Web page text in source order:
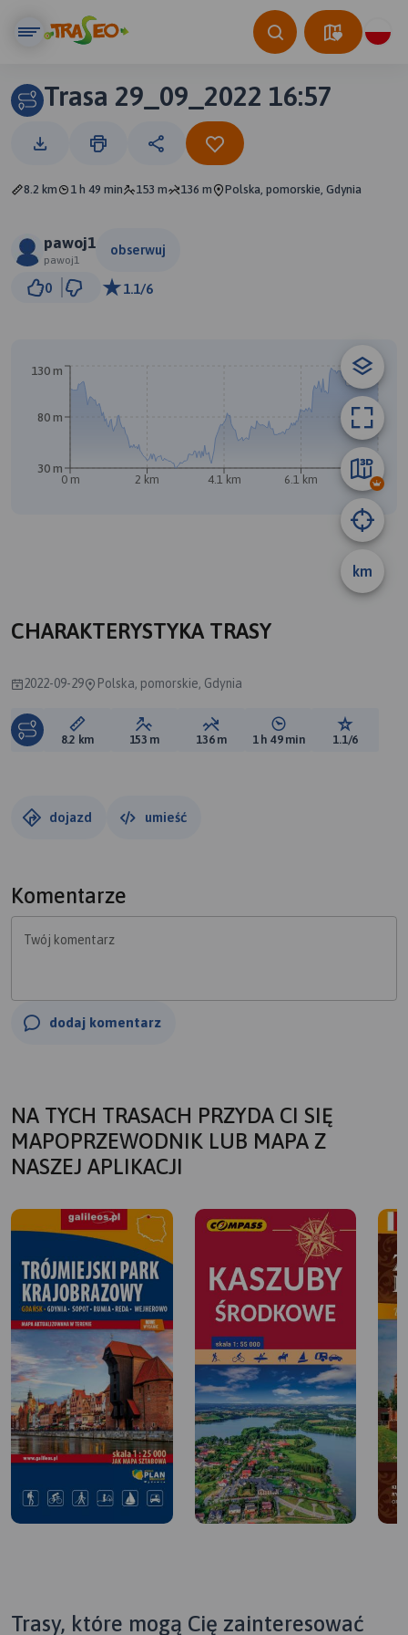
Trasa 29_09_2022 16:57
8.2 km 1 h 49 min 153 m 136 m Polska, pomorskie, Gdynia
pawoj1
pawoj1
obserwuj
0 1.1/6
km
0 m 2 km 4.1 km 6.1 km 8.2 km
30 m
80 m
130 m
CHARAKTERYSTYKA TRASY
2022-09-29 Polska, pomorskie, Gdynia
Długość trasy:
8.2 km Suma przewyższeń:
153 m Suma spadków:
136 m Średni czas potrzebny
1 h 49 min Ocena
1.1/6
dojazd umieść
Komentarze
Twój komentarz
dodaj komentarz
NA TYCH TRASACH PRZYDA CI SIĘ
MAPOPRZEWODNIK LUB MAPA Z
NASZEJ APLIKACJI
Trasy, które mogą Cię zainteresować